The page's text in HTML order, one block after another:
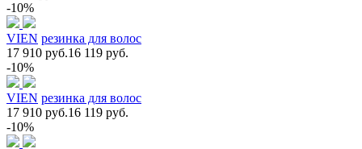
-10%
VIEN резинка для волос
17 910 руб.16 119 руб.
-10%
VIEN резинка для волос
17 910 руб.16 119 руб.
-10%